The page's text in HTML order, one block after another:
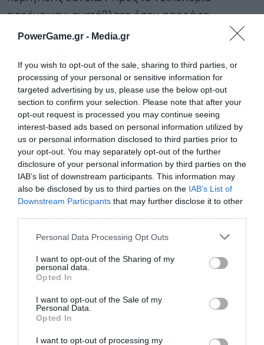
PowerGame.gr - Media.gr
If you wish to opt-out of the sale, sharing to third parties, or
processing of your personal or sensitive information for
targeted advertising by us, please use the below opt-out
section to confirm your selection. Please note that after your
opt-out request is processed you may continue seeing
interest-based ads based on personal information utilized by
us or personal information disclosed to third parties prior to
your opt-out. You may separately opt-out of the further
disclosure of your personal information by third parties on the
IAB’s list of downstream participants. This information may
also be disclosed by us to third parties on the IAB’s List of
Downstream Participants that may further disclose it to other
Personal Data Processing Opt Outs
I want to opt-out of the Sharing of my
personal data.
Opted In
I want to opt-out of the Sale of my
Personal Data.
Opted In
I want to opt-out of processing my
παρέμειναν αμετάβλητα όσον αφορά τα
στεγαστικά και τα καταναλωτικά δάνεια σε σχέση
συνολικοί όροι χορήγησης στεγαστικών δανείων
έγιναν πιο χαλαροί ως έναν βαθμό στο πλαίσιο
ενίσχυσης της δανειοδοτικής δραστηριότητας και
διευκόλυνσης των πελατών. Οι συνολικοί όροι
χορήγησης των καταναλωτικών και λοιπών
δανείων παρέμειναν αμετάβλητοι για το β΄
τρίμηνο του 2025. Τα κριτήρια χορήγησης
στεγαστικών και καταναλωτικών δανείων
αναμένεται να παραμείνουν αμετάβλητα κατά τη
διάρκεια του γ΄ τριμήνου του 2025.
Το β΄ τρίμηνο του 2025, η ζήτηση για τα
στεγαστικά δάνεια μειώθηκε. Ειδικότερα, ενώ το
πρόγραμμα «Σπίτι μου ΙΙ» βρίσκεται σε εξέλιξη, η
εισροή αιτήσεων των ενδιαφερόμενων στα
Πιστωτικά Ιδρύματα, κατά το β’ τρίμηνο του 2025,